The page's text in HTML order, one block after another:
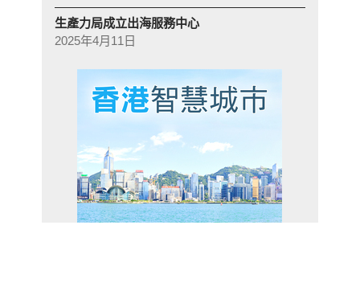
生產力局成立出海服務中心
2025年4月11日